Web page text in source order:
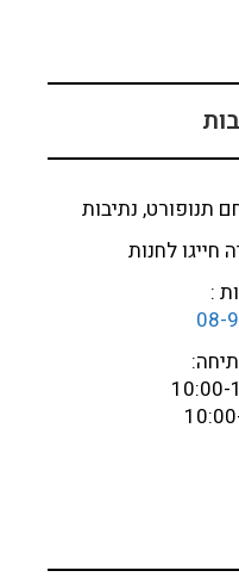
תנופורט, נתיבות
לחנות
:
08-